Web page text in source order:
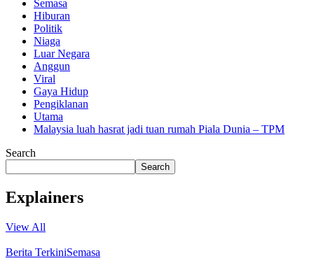
Semasa
Hiburan
Politik
Niaga
Luar Negara
Anggun
Viral
Gaya Hidup
Pengiklanan
Utama
Malaysia luah hasrat jadi tuan rumah Piala Dunia – TPM
Search
Search
Explainers
View All
Berita TerkiniSemasa